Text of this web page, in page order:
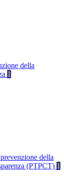
della
1
della
(PTPCT) 1